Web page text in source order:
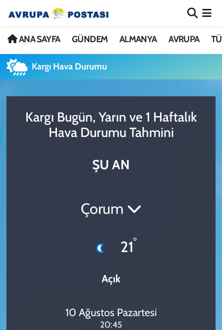
ANA SAYFA GÜNDEM ALMANYA AVRUPA
Kargı Hava Durumu
Kargı Bugün, Yarın ve 1 Haftalık
Hava Durumu Tahmini
ŞU AN
Çorum
21°
Açık
10 Ağustos Pazartesi
20:45
ANA SAYFA
GÜNDEM
AVRUPA
TÜRKİYE
Nöbetçi Eczaneler
Hava Durumu
Trafik Durumu
Avrupa Ligi Puan Durumu ve Fikstür